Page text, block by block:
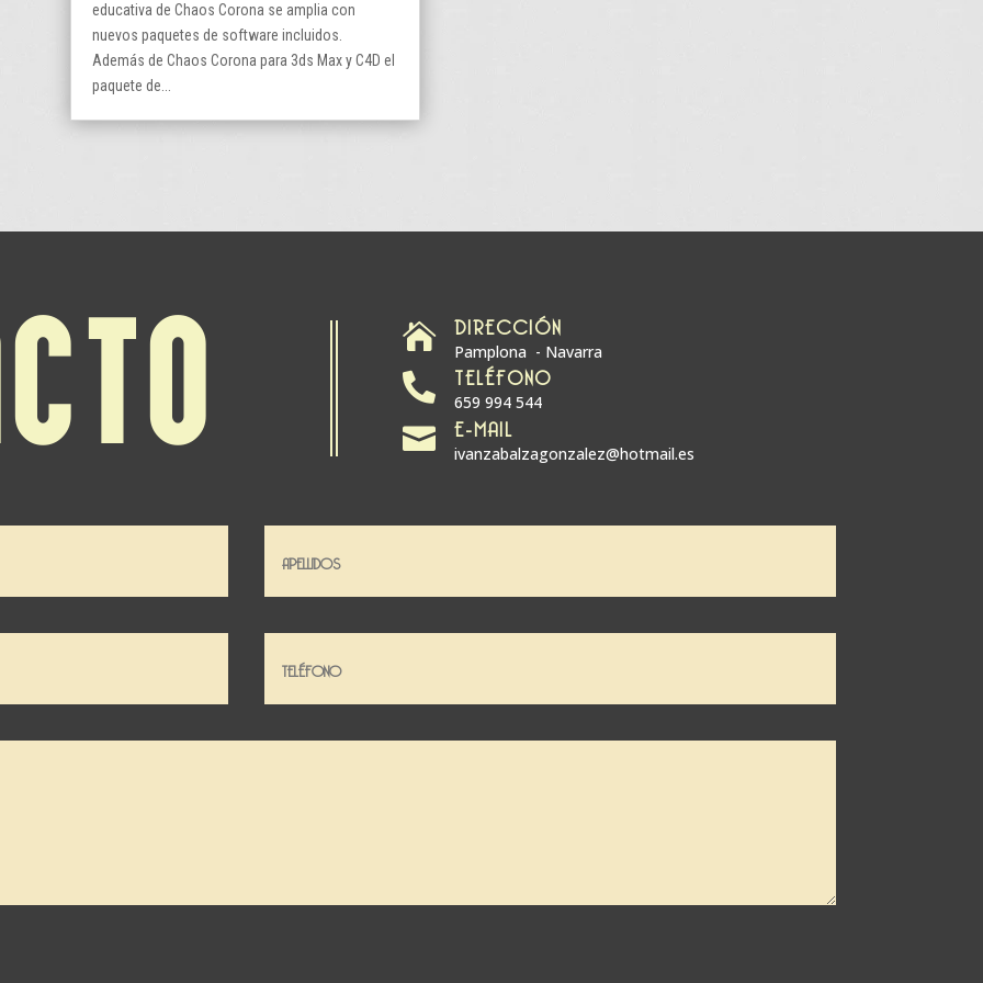
educativa de Chaos Corona se amplia con
nuevos paquetes de software incluidos.
Además de Chaos Corona para 3ds Max y C4D el
paquete de...
 DIRECCIÓN
Pamplona - Navarra
 TELÉFONO
659 994 544
 E-MAIL
ivanzabalzagonzalez@hotmail.es